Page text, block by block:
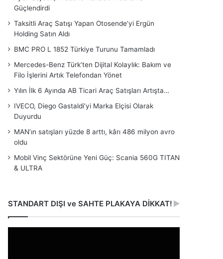
Güçlendirdi
Taksitli Araç Satışı Yapan Otosende’yi Ergün
Holding Satın Aldı
BMC PRO L 1852 Türkiye Turunu Tamamladı
Mercedes-Benz Türk’ten Dijital Kolaylık: Bakım ve
Filo İşlerini Artık Telefondan Yönet
Yılın İlk 6 Ayında AB Ticari Araç Satışları Artışta…
IVECO, Diego Gastaldi’yi Marka Elçisi Olarak
Duyurdu
MAN’ın satışları yüzde 8 arttı, kârı 486 milyon avro
oldu
Mobil Vinç Sektörüne Yeni Güç: Scania 560G TITAN
& ULTRA
STANDART DIŞI ve SAHTE PLAKAYA DİKKAT!